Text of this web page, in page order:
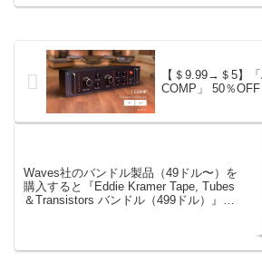
【＄9.99→＄5】
COMP」 50％OFF
Waves社のバンドル製品（49ドル〜）を
購入すると『Eddie Kramer Tape, Tubes
＆Transistors バンドル（499ドル）』が